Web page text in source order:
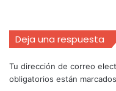
Deja una respuesta
Tu dirección de correo
obligatorios están